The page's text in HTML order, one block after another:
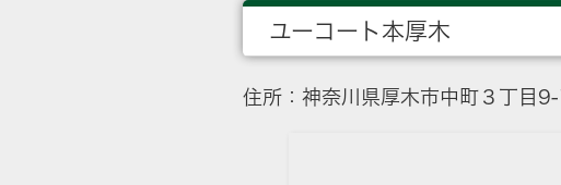
ユーコート本厚木
住所：神奈川県厚木市中町３丁目